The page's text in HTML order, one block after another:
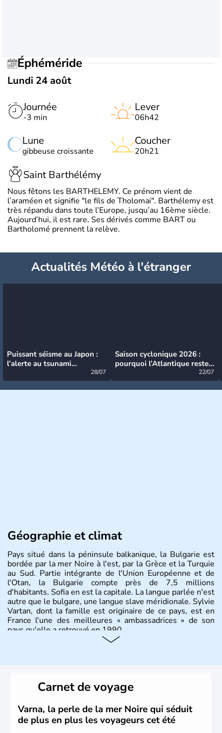
Éphéméride
Lundi 24 août
Journée
-3 min
Lune
gibbeuse croissante
Lever
06h42
Coucher
20h21
Saint Barthélémy
Nous fêtons les BARTHELEMY. Ce prénom vient de
l’araméen et signifie "le fils de Tholomai". Barthélemy est
très répandu dans toute l’Europe, jusqu’au 16ème siècle.
Aujourd’hui, il est rare. Ses dérivés comme BART ou
Bartholomé prennent la relève.
Actualités Météo à l'étranger
Puissant séisme au Japon :
l’alerte au tsunami
28/07
Saison cyclonique 2026 :
pourquoi l’Atlantique reste
22/07
Géographie et climat
Pays situé dans la péninsule balkanique, la Bulgarie est
bordée par la mer Noire à l'est, par la Grèce et la Turquie
au Sud. Partie intégrante de l'Union Européenne et de
l'Otan, la Bulgarie compte près de 7,5 millions
d'habitants. Sofia en est la capitale. La langue parlée n'est
autre que le bulgare, une langue slave méridionale. Sylvie
Vartan, dont la famille est originaire de ce pays, est en
France l'une des meilleures « ambassadrices » de son
pays qu'elle a retrouvé en 1990.
au Sud. Très puissant au Moyen-Âge, c’est aujourd’hui
une république parlementaire démocratique. La principale
caractéristique de la Bulgarieest sa division en bandes de
montagnes et de plaines orientées est-ouest.
Carnet de voyage
Varna, la perle de la mer Noire qui séduit
de plus en plus les voyageurs cet été